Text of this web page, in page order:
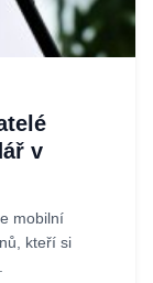
v
mobilní
kteří si